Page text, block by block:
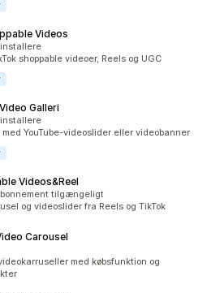
Videos
shoppable videoer, Reels og UGC
Galleri
YouTube-videoslider eller videobanner
Videos&Reel
tilgængeligt
og videoslider fra Reels og TikTok
Carousel
med købsfunktion og